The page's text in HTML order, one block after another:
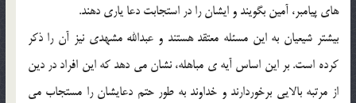
هاى پیامبر، آمین بگویند و ایشان را در استجابت دعا یارى دهند.
بیشتر شیعیان به این مسئله معتقد هستند و عبدالله مشهدى نیز آن را ذکر
کرده است. بر این اساس آیه ی مباهله، نشان مى دهد که این افراد در دین
از مرتبه بالایى برخوردارند و خداوند به طور حتم دعایشان را مستجاب مى